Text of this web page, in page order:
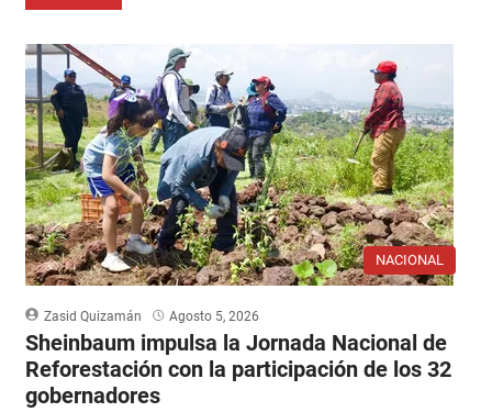
NACIONAL
Zasid Quizamán Agosto 5, 2026
Sheinbaum impulsa la Jornada Nacional de
Reforestación con la participación de los 32
gobernadores